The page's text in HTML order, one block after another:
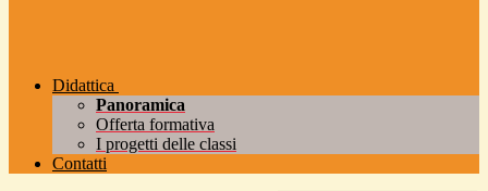
Didattica
Panoramica
Offerta formativa
I progetti delle classi
Contatti